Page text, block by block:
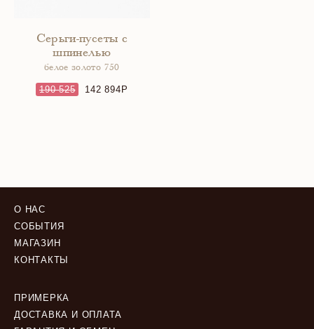
Серьги-пусеты с
шпинелью
белое золото 750
190 525 142 894
О НАС
СОБЫТИЯ
МАГАЗИН
КОНТАКТЫ
ПРИМЕРКА
ДОСТАВКА И ОПЛАТА